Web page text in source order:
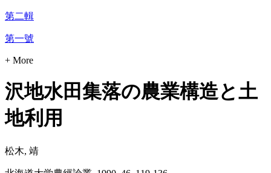
第二輯
第一號
+ More
沢地水田集落の農業構造と土
地利用
松木, 靖